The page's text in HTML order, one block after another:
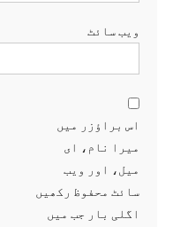
ویب‌ سائٹ
اس براؤزر میں
میرا نام، ای
میل، اور ویب
سائٹ محفوظ رکھیں
اگلی بار جب میں